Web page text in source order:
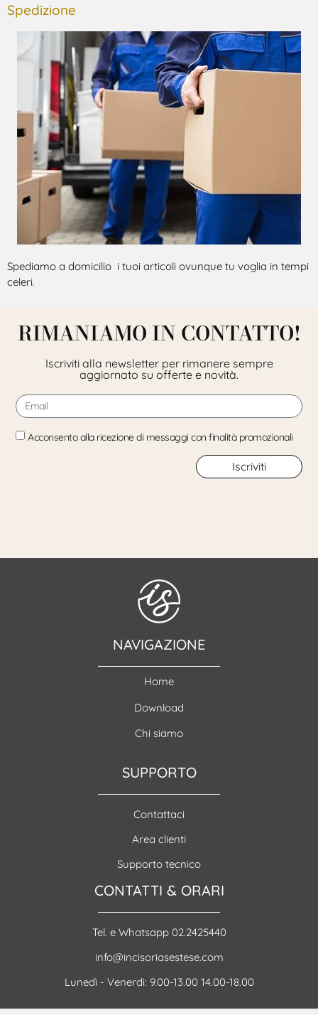
Spedizione
Spediamo a domicilio i tuoi articoli ovunque tu voglia in tempi
celeri.
RIMANIAMO IN CONTATTO!
Iscriviti alla newsletter per rimanere sempre
aggiornato su offerte e novità.
Acconsento alla ricezione di messaggi con finalità promozionali
Iscriviti
NAVIGAZIONE
Home
Download
Chi siamo
SUPPORTO
Contattaci
Area clienti
Supporto tecnico
CONTATTI & ORARI
Tel. e Whatsapp 02.2425440
info@incisoriasestese.com
Lunedì - Venerdì: 9.00-13.00 14.00-18.00